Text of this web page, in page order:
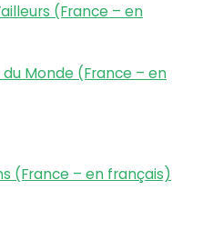
(France – en
Monde (France – en
(France – en français)